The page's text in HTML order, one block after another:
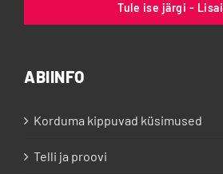
Tule ise järgi -
ABIINFO
Korduma kippuvad küsimused
Telli ja proovi